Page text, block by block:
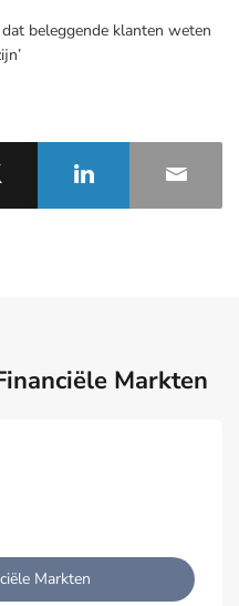
beleggende klanten weten
Markten
Markten